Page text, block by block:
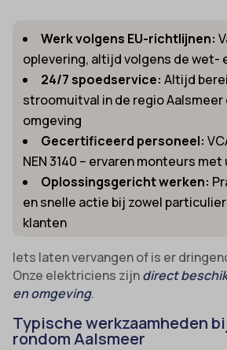
Werk volgens EU-richtlijnen:
oplevering, altijd volgens de wet-
24/7 spoedservice: Altijd
stroomuitval in de regio
omgeving
Gecertificeerd personeel:
NEN 3140 – ervaren monteurs
Oplossingsgericht werken:
en snelle actie bij zowel
klanten
Iets laten vervangen of is er
Onze elektriciens zijndirect
en omgeving.
Typische werkzaamheden
rondom Aalsmeer